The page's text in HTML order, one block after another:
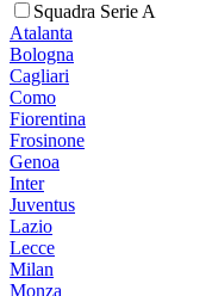
Squadra Serie A
Atalanta
Bologna
Cagliari
Como
Fiorentina
Frosinone
Genoa
Inter
Juventus
Lazio
Lecce
Milan
Monza